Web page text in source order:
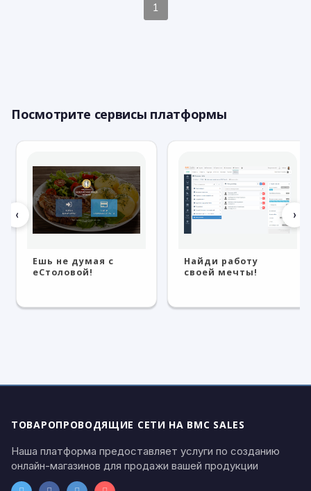
1
Посмотрите сервисы платформы
‹
Ешь не думая с
eСтоловой!
Найди работу
своей мечты!
›
ТОВАРОПРОВОДЯЩИЕ СЕТИ НА BMC SALES
Наша платформа предоставляет услуги по созданию
онлайн-магазинов для продажи вашей продукции